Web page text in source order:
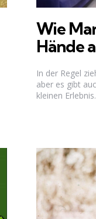
Wie
Hände
In der Regel
aber es gibt
kleinen